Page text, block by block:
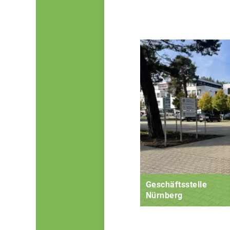
Geschäftsstelle
Nürnberg